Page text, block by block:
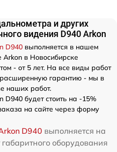
и других
видения D940 Arkon
D940 выполняется в нашем
в Новосибирске
- от 5 лет. На все виды работ
расширенную гарантию - мы в
наших работ.
D940 будет стоить на -15%
на сайте через форму
D940 выполняется на
оборудования